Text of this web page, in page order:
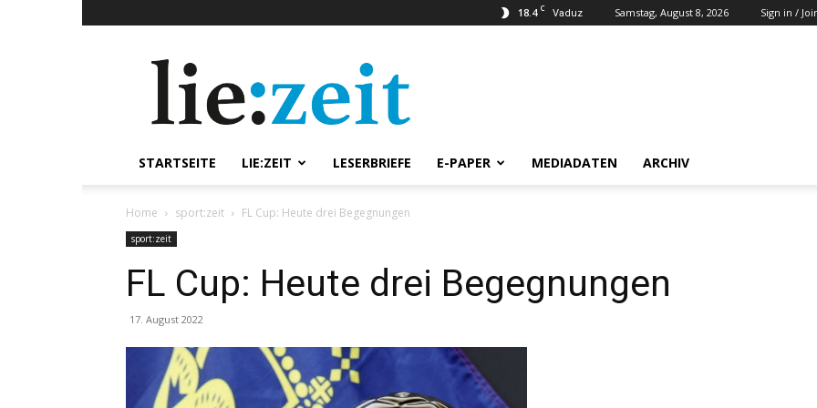
18.4 C Vaduz Samstag, August 8, 2026 Sign in /
STARTSEITE LIE:ZEIT LESERBRIEFE E-PAPER MEDIADATEN ARCHIV
Home sport:zeit FL Cup: Heute drei Begegnungen
sport:zeit
FL Cup: Heute drei Begegnungen
17. August 2022